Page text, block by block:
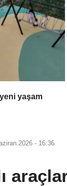
yaşam
2026 - 16:36